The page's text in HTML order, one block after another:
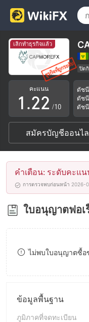
เลิกทำธุรกิจแล้ว
ปิด
กลุ่
ระ
คะแนน
0
1
2
3
4
5
6
7
8
.
0
1
2
3
4
5
6
7
8
9
0
1
2
3
4
5
6
7
8
9
/10
ดัช
ดัชนี
สมัครบัญชีออนไ
คำเตือน: ระดับคะแ
การตรวจพบก่อนหน้า 2026-
ใบอนุญาตฟอเ
ไม่พบใบอนุญาตซื้อ
ข้อมูลพื้นฐาน
ภูมิภาคที่จดทะเบียน